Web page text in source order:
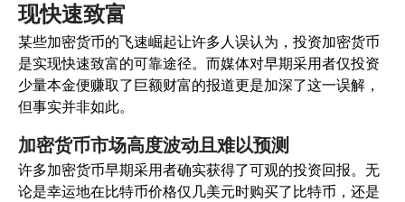
现快速致富
某些加密货币的飞速崛起让许多人误认为，投资加密货币
是实现快速致富的可靠途径。而媒体对早期采用者仅投资
少量本金便赚取了巨额财富的报道更是加深了这一误解，
但事实并非如此。
加密货币市场高度波动且难以预测
许多加密货币早期采用者确实获得了可观的投资回报。无
论是幸运地在比特币价格仅几美元时购买了比特币，还是